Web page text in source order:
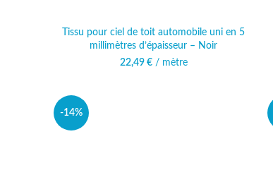
Tissu pour ciel de toit automobile uni en 5
millimètres d’épaisseur – Noir
22,49 €/ mètre
-14%